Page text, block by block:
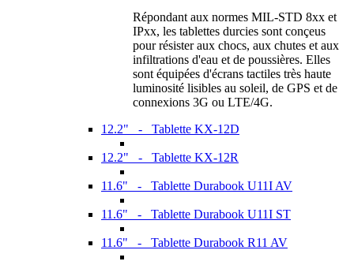
Répondant aux normes MIL-STD 8xx et
IPxx, les tablettes durcies sont conçeus
pour résister aux chocs, aux chutes et aux
infiltrations d'eau et de poussières. Elles
sont équipées d'écrans tactiles très haute
luminosité lisibles au soleil, de GPS et de
connexions 3G ou LTE/4G.
12.2" - Tablette KX-12D
12.2" - Tablette KX-12R
11.6" - Tablette Durabook U11I AV
11.6" - Tablette Durabook U11I ST
11.6" - Tablette Durabook R11 AV